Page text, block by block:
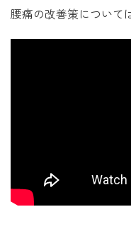
腰痛の改善策について